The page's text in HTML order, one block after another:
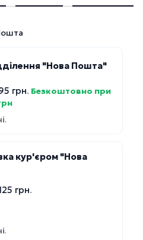
"Нова Пошта"
грн. Безкоштовно при
.
кур'єром "Нова
грн.
.